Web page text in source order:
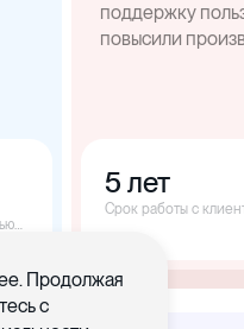
поддержку
повысили
5 лет
Срок работы с
Продолжая
с